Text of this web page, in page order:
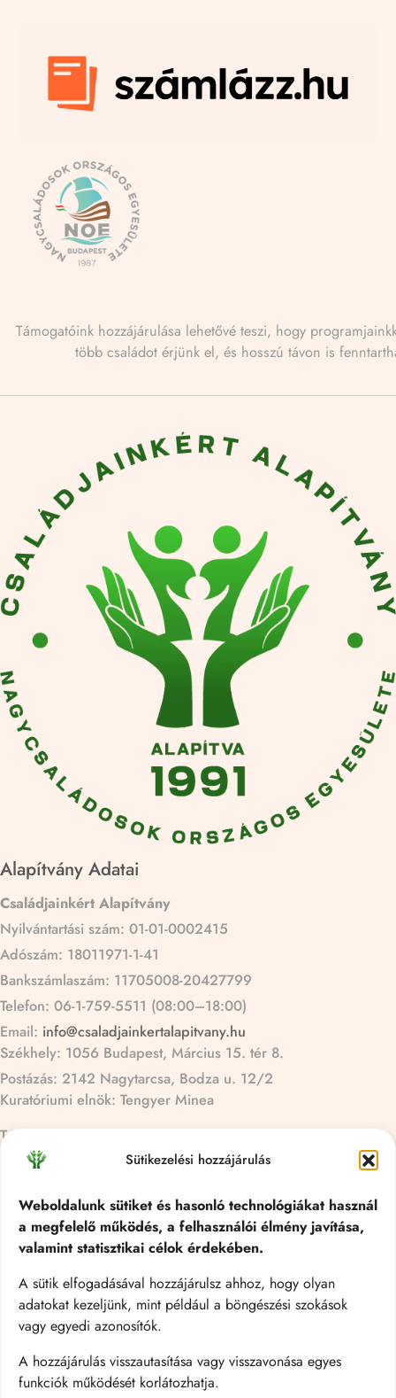
Sütikezelési hozzájárulás
Weboldalunk sütiket és hasonló technológiákat használ
a megfelelő működés, a felhasználói élmény javítása,
valamint statisztikai célok érdekében.
A sütik elfogadásával hozzájárulsz ahhoz, hogy olyan
adatokat kezeljünk, mint például a böngészési szokások
vagy egyedi azonosítók.
A hozzájárulás visszautasítása vagy visszavonása egyes
funkciók működését korlátozhatja.
Támogatóink hozzájárulása lehetővé teszi, hogy
több családot érjünk el, és hosszú távon is
Alapítvány Adatai
Családjainkért Alapítvány
Nyilvántartási szám: 01-01-0002415
Adószám: 18011971-1-41
Bankszámlaszám: 11705008-20427799
Telefon: 06-1-759-5511 (08:00–18:00)
Email: info@csaladjainkertalapitvany.hu
Székhely: 1056 Budapest, Március 15. tér 8.
Postázás: 2142 Nagytarcsa, Bodza u. 12/2
Kuratóriumi elnök: Tengyer Minea
Tárhelyszolgáltató: Webdream
Navigáció
Kezdőlap
Rólunk
Így Segíthetsz
Aktuális
Kapcsolat
Kérdések:
P
á
l
Navigáció
1% Felajánlás